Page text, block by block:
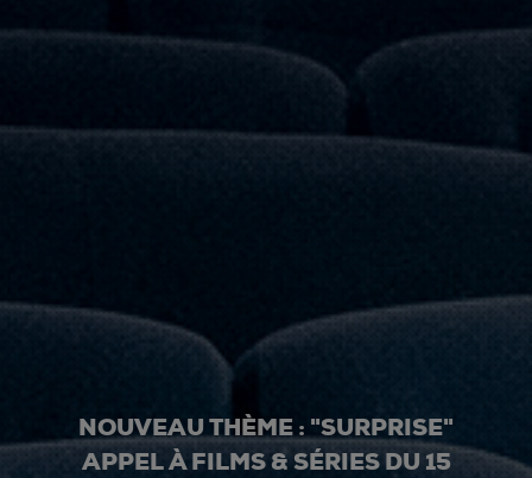
NOUVEAU THÈME : "SURPRISE"
APPEL À FILMS & SÉRIES DU 15